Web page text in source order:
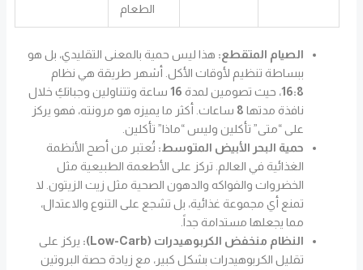
الطعام
الصيام المتقطع: هذا ليس حمية بالمعنى التقليدي، بل هو
ببساطة تنظيم لأوقات الأكل. أشهر طريقة هي نظام
16:8، حيث تصومين لمدة 16 ساعة وتتناولين وجباتكِ خلال
نافذة مدتها 8 ساعات. أكثر ما يميزه هو مرونته، فهو يركز
على “متى” تأكلين وليس “ماذا” تأكلين.
حمية البحر الأبيض المتوسط: تُعتبر من أصح الأنظمة
الغذائية في العالم. تركز على الأطعمة الطبيعية مثل
الخضروات والفواكه والدهون الصحية مثل زيت الزيتون. لا
تمنع أي مجموعة غذائية، بل تشجع على التنوع والاعتدال،
مما يجعلها مستدامة جداً.
النظام منخفض الكربوهيدرات (Low-Carb):
يركز على
تقليل الكربوهيدرات بشكل كبير، مع زيادة حصة البروتين